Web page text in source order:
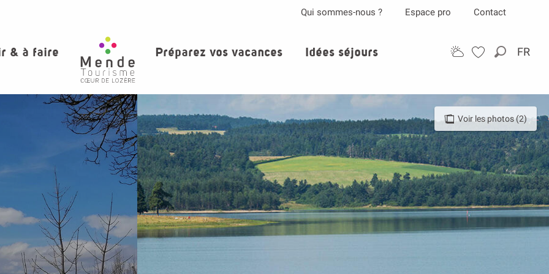
FR
Qui sommes-nous ? Espace pro Contact
& à faire Préparez vos vacances Idées séjours
Voir les photos (2)